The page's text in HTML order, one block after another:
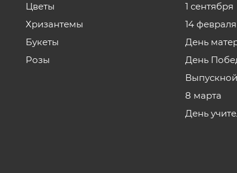
Цветы
Хризантемы
Букеты
Розы
1 сентября
14 февраля
День
День
Выпускной
8 марта
День